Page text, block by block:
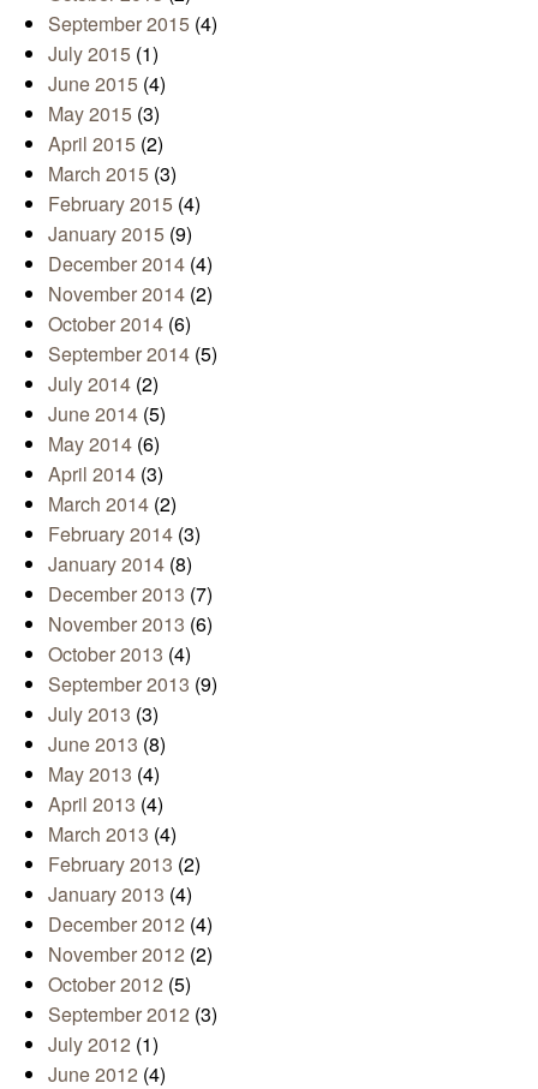
September 2015 (4)
July 2015 (1)
June 2015 (4)
May 2015 (3)
April 2015 (2)
March 2015 (3)
February 2015 (4)
January 2015 (9)
December 2014 (4)
November 2014 (2)
October 2014 (6)
September 2014 (5)
July 2014 (2)
June 2014 (5)
May 2014 (6)
April 2014 (3)
March 2014 (2)
February 2014 (3)
January 2014 (8)
December 2013 (7)
November 2013 (6)
October 2013 (4)
September 2013 (9)
July 2013 (3)
June 2013 (8)
May 2013 (4)
April 2013 (4)
March 2013 (4)
February 2013 (2)
January 2013 (4)
December 2012 (4)
November 2012 (2)
October 2012 (5)
September 2012 (3)
July 2012 (1)
June 2012 (4)